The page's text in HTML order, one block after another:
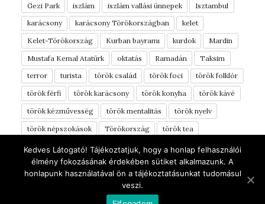
Gezi Park
iszlám iszlám vallási ünnepek
Isztambul
karácsony
karácsony Törökországban
kelet
Kelet-Törökország
Kurban bayramı kurdok
Mardin
Mustafa Kemal Atatürk
oktatás Ramadán
Taksim
terror
turista török család török foci
török folklór
török férfi
török karácsony török konyha
török kávé
török kézművesség
török mentalitás
török nyelv
török népszokások
Törökország
török tea
török vérmérséklet
török ételek tüntetés
Türkinfo
yörük
Áldozati ünnep élelmiszerek
óvoda
úti beszámoló
Şanlıurfa
Kedves Látogató! Tájékoztatjuk, hogy a honlap felhasználói
élmény fokozásának érdekében sütiket alkalmazunk. A
honlapunk használatával ön a tájékoztatásunkat tudomásul
veszi.